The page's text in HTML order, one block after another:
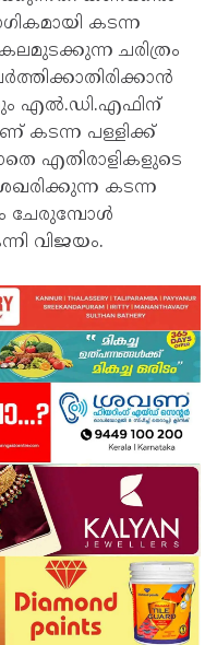
കടന്ന
ചരിത്രം
എൽ.ഡി.എഫിന്
കടന്ന പള്ളിക്ക്
എതിരാളികളുടെ
കടന്ന
ചേരുമ്പോൾ
വിജയം.